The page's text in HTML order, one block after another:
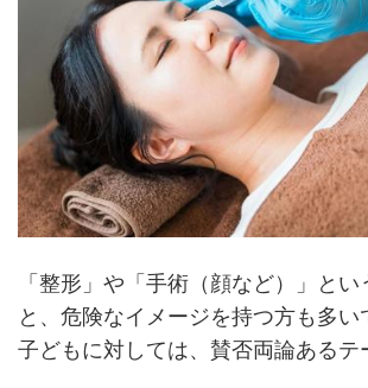
「整形」や「手術（顔など）」とい
と、危険なイメージを持つ方も多い
子どもに対しては、賛否両論あるテ